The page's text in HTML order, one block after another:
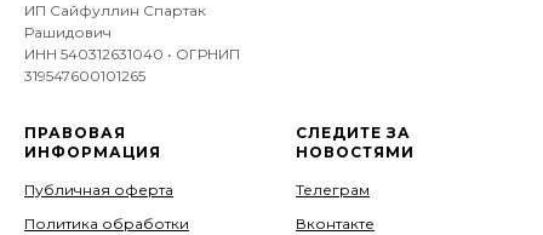
ИП Сайфуллин Спартак
Рашидович
ИНН 540312631040 • ОГРНИП
319547600101265
ПРАВОВАЯ
ИНФОРМАЦИЯ
Публичная оферта
Политика обработки
СЛЕДИТЕ ЗА
НОВОСТЯМИ
Телеграм
Вконтакте